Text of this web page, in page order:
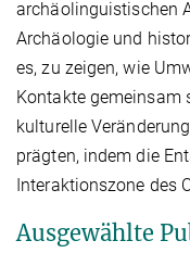
archäolinguistischen
Archäologie und
es, zu zeigen, wie
Kontakte gemeinsam
kulturelle
prägten, indem die
Interaktionszone des
Ausgewählte